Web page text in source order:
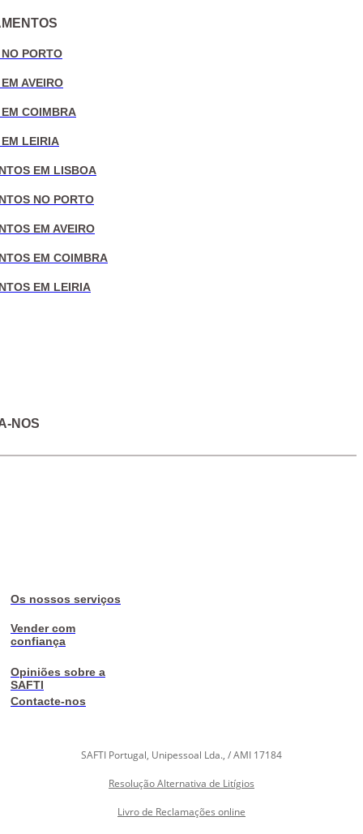
PORTO
AVEIRO
COIMBRA
LEIRIA
EM LISBOA
NO PORTO
EM AVEIRO
EM COIMBRA
EM LEIRIA
NOS
Os nossos serviços
Vender com
confiança
Opiniões sobre a
SAFTI
Contacte-nos
SAFTI Portugal, Unipessoal Lda., / AMI 17184
Resolução Alternativa de Litígios
Livro de Reclamações online